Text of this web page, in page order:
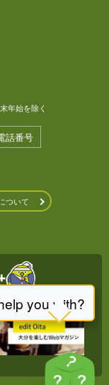
年始を除く
話番号
ついて